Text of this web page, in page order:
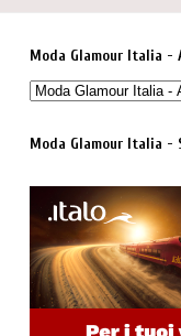
Moda Glamour Italia -
Moda Glamour Italia -